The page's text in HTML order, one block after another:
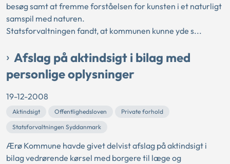
besøg samt at fremme forståelsen for kunsten i et naturligt
samspil med naturen.
Statsforvaltningen fandt, at kommunen kunne yde s...
Afslag på aktindsigt i bilag med
personlige oplysninger
19-12-2008
Aktindsigt Offentlighedsloven
Private forhold
Statsforvaltningen Syddanmark
Ærø Kommune havde givet delvist afslag på aktindsigt i
bilag vedrørende kørsel med borgere til læge og